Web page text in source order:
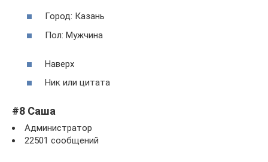
Город: Казань
Пол: Мужчина
Наверх
Ник или цитата
#8 Саша
Администратор
22501 сообщений